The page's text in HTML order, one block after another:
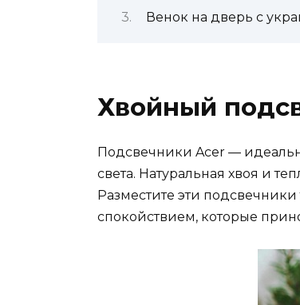
Венок на дверь с
Хвойный
Подсвечники Acer —
света. Натуральная хвоя и
Разместите эти
спокойствием, которые